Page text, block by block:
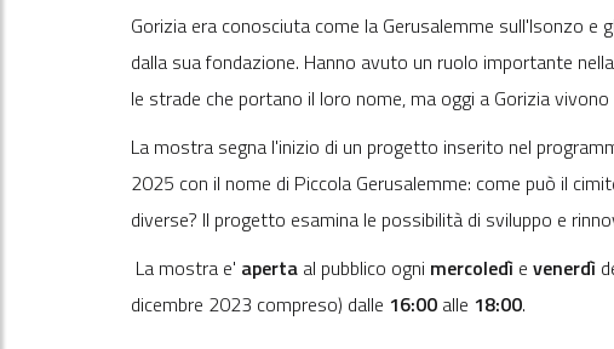
Gorizia era conosciuta come la Gerusalemme sull'Isonzo e
dalla sua fondazione. Hanno avuto un ruolo importante
le strade che portano il loro nome, ma oggi a Gorizia
La mostra segna l'inizio di un progetto inserito nel
2025 con il nome di Piccola Gerusalemme: come può il
diverse? Il progetto esamina le possibilità di sviluppo e
La mostra e' aperta al pubblico ogni mercoledì e venerdì
dicembre 2023 compreso) dalle 16:00 alle 18:00.